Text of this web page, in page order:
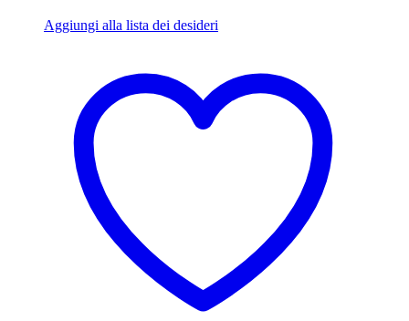
Aggiungi alla lista dei desideri